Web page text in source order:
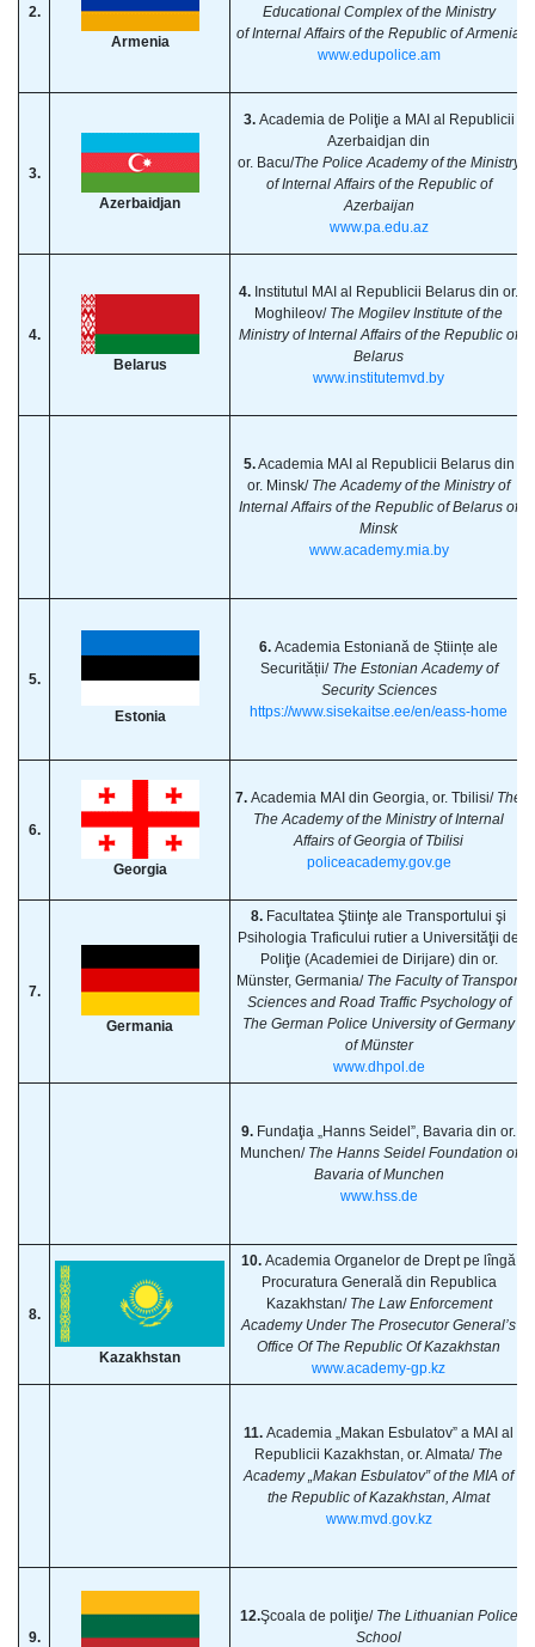
2.
Armenia
Educational Complex of the Ministry
of Internal Affairs of the Republic of Armenia
www.edupolice.am
3.
Azerbaidjan
3. Academia de Poliţie a MAI al Republicii
Azerbaidjan din
or. Bacu/The Police Academy of the Ministry
of Internal Affairs of the Republic of
Azerbaijan
www.pa.edu.az
4.
Belarus
4. Institutul MAI al Republicii Belarus din or.
Moghileov/ The Mogilev Institute of the
Ministry of Internal Affairs of the Republic of
Belarus
www.institutemvd.by
5.Academia MAI al Republicii Belarus din
or. Minsk/The Academy of the Ministry of
Internal Affairs of the Republic of Belarus of
Minsk
www.academy.mia.by
5.
Estonia
6. Academia Estoniană de Științe ale
Securității/The Estonian Academy of
Security Sciences
https://www.sisekaitse.ee/en/eass-home
6.
Georgia
7. Academia MAI din Georgia, or. Tbilisi/The
The Academy of the Ministry of Internal
Affairs of Georgia of Tbilisi
policeacademy.gov.ge
7.
Germania
8. Facultatea Ştiinţe ale Transportului şi
Psihologia Traficului rutier a Universităţii de
Poliţie (Academiei de Dirijare) din or.
Münster, Germania/ The Faculty of Transport
Sciences and Road Traffic Psychology of
The German Police University of Germany
of Münster
www.dhpol.de
9. Fundaţia „Hanns Seidel”, Bavaria din or.
Munchen/ The Hanns Seidel Foundation of
Bavaria of Munchen
www.hss.de
8.
Kazakhstan
10. Academia Organelor de Drept pe lîngă
Procuratura Generală din Republica
Kazakhstan/ The Law Enforcement
Academy Under The Prosecutor General’s
Office Of The Republic Of Kazakhstan
www.academy-gp.kz
11. Academia „Makan Esbulatov” a MAI al
Republicii Kazakhstan, or. Almata/ The
Academy „Makan Esbulatov” of the MIA of
the Republic of Kazakhstan, Almat
www.mvd.gov.kz
9.
12.Şcoala de poliţie/ The Lithuanian Police
School